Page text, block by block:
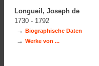
Longueil, Joseph de
1730 - 1792
→ Biographische Daten
→ Werke von ...